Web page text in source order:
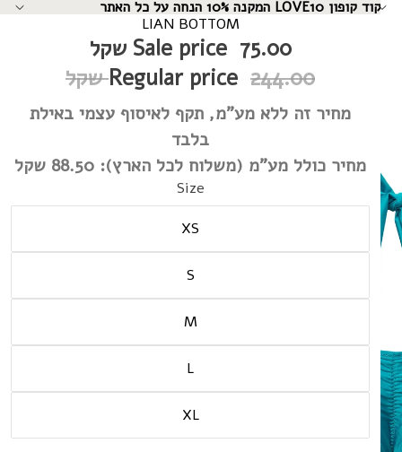
קוד קופון LOVE10 המקנה 10% הנחה על כל האתר
LIAN BOTTOM
Sale price 75.00 שקל
Regular price 244.00 שקל
מחיר זה ללא מע"מ, תקף לאיסוף עצמי באילת
בלבד
מחיר כולל מע"מ (משלוח לכל הארץ): 88.50 שקל
Size
XS
S
M
L
XL